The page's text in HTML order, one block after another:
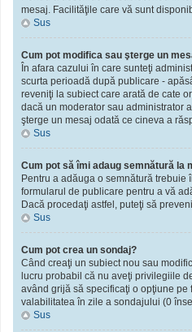
mesaj. Facilităţile care vă sunt
Sus
Cum pot modifica sau şterge un
În afara cazului în care sunteţi
scurta perioadă după publicare -
reveniţi la subiect care arată de cate
dacă un moderator sau administrator
şterge un mesaj odată ce cineva a
Sus
Cum pot să îmi adaug semnătură la
Pentru a adăuga o semnătură
formularul de publicare pentru a vă
Dacă procedaţi astfel, puteţi să
Sus
Cum pot crea un sondaj?
Când creaţi un subiect nou sau
lucru probabil că nu aveţi privilegiile
având grijă să specificaţi o opţiune pe
valabilitatea în zile a sondajului (0
Sus